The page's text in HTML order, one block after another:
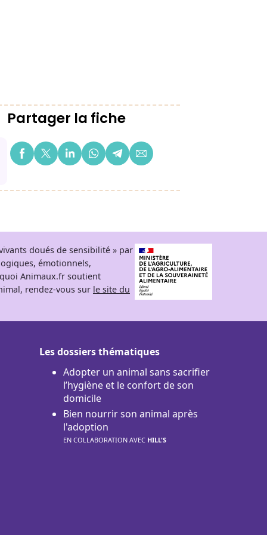
Partager la fiche
doués de sensibilité » par
émotionnels,
Animaux.fr soutient
rendez-vous sur le site du
Les dossiers thématiques
Adopter un animal sans sacrifier
l’hygiène et le confort de son
domicile
Bien nourrir son animal après
l'adoption
EN COLLABORATION AVEC HILL'S